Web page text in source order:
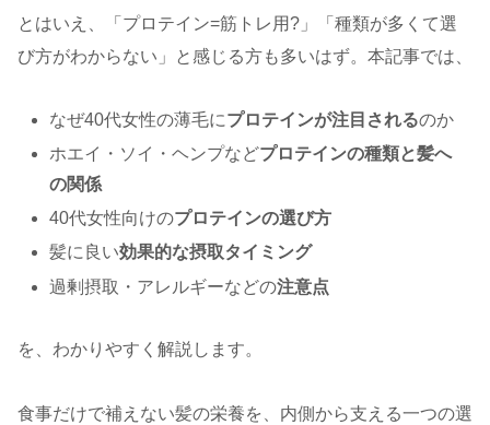
とはいえ、「プロテイン=筋トレ用?」「種類が多くて選
び方がわからない」と感じる方も多いはず。本記事では、
なぜ40代女性の薄毛にプロテインが注目されるのか
ホエイ・ソイ・ヘンプなどプロテインの種類と髪へ
の関係
40代女性向けのプロテインの選び方
髪に良い効果的な摂取タイミング
過剰摂取・アレルギーなどの注意点
を、わかりやすく解説します。
食事だけで補えない髪の栄養を、内側から支える一つの選